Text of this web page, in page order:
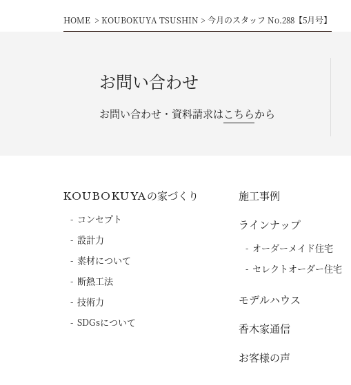
HOME KOUBOKUYA TSUSHIN 今月のスタッフ No.288【5月号】
お問い合わせ
お問い合わせ・資料請求はこちらから
KOUBOKUYAの家づくり
コンセプト
設計力
素材について
断熱工法
技術力
SDGsについて
施工事例
ラインナップ
オーダーメイド住宅
セレクトオーダー住宅
モデルハウス
香木家通信
お客様の声